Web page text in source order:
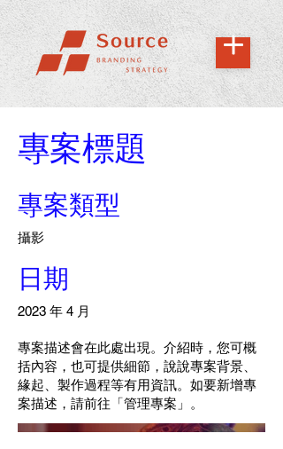
專案標題
專案類型
攝影
日期
2023 年 4 月
專案描述會在此處出現。介紹時，您可概
括內容，也可提供細節，說說專案背景、
緣起、製作過程等有用資訊。如要新增專
案描述，請前往「管理專案」。